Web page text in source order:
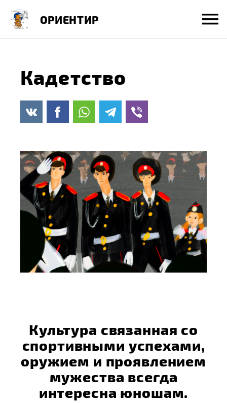
содержанию
ОРИЕНТИР
Кадетство
Культура связанная со
спортивными успехами,
оружием и проявлением
мужества всегда
интересна юношам.